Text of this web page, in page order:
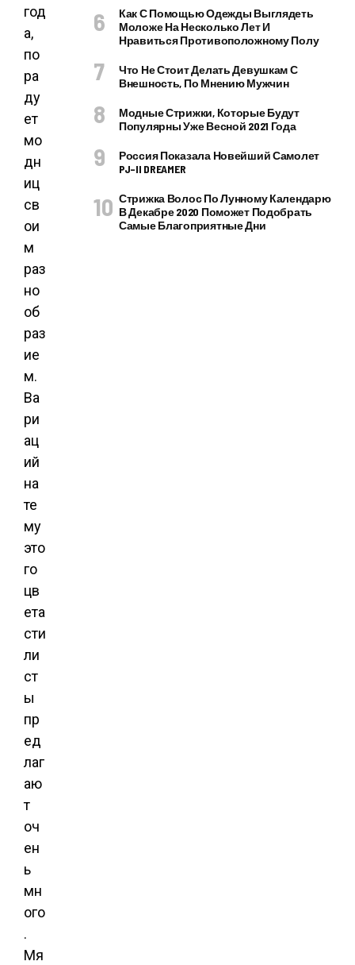
год
а,
по
ра
ду
ет
мо
дн
иц
св
ои
м
раз
но
об
раз
ие
м.
Ва
ри
ац
ий
на
те
му
это
го
цв
ета
сти
ли
ст
ы
пр
ед
лаг
аю
т
оч
ен
ь
мн
ого
.
Мя
Как С Помощью Одежды Выглядеть
Моложе На Несколько Лет И
Нравиться Противоположному Полу
Что Не Стоит Делать Девушкам С
Внешность, По Мнению Мужчин
Модные Стрижки, Которые Будут
Популярны Уже Весной 2021 Года
Россия Показала Новейший Самолет
PJ–II DREAMER
Стрижка Волос По Лунному Календарю
В Декабре 2020 Поможет Подобрать
Самые Благоприятные Дни